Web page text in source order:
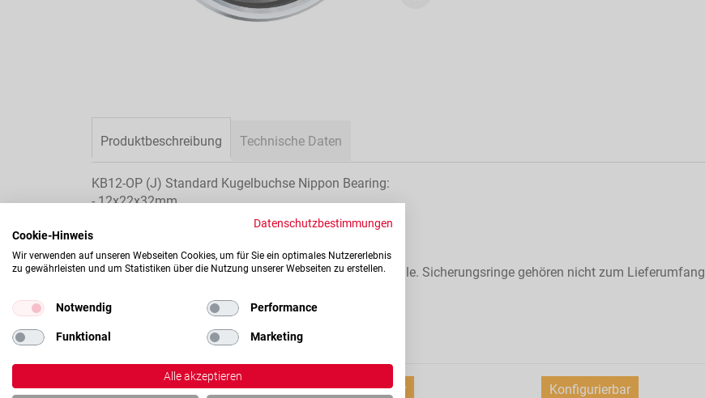
springen
Produktbeschreibung
KB12-OP (J) Standard Kugelbuchse Nippon Bearing:
- 12x22x32mm
- offen
Für Längsbewegungen und allgemeine Anwendungsfälle. Sicherungsringe gehören nicht zum
Technische Daten
Kompatibel mit
Konfigurierbar Konfigurierbar Konfigurierbar
Datenschutzbestimmungen
Cookie-Hinweis
Wir verwenden auf unseren Webseiten Cookies, um für Sie ein optimales Nutzererlebnis
zu gewährleisten und um Statistiken über die Nutzung unserer Webseiten zu erstellen.
Notwendig Performance
Funktional Marketing
Alle akzeptieren